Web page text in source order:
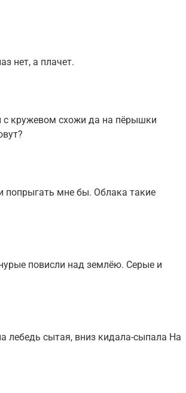
нет, а плачет.
с кружевом схожи да на пёрышки
попрыгать мне бы. Облака такие
повисли над землёю. Серые и
лебедь сытая, вниз кидала-сыпала На